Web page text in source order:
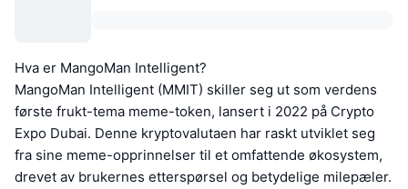
Hva er MangoMan Intelligent?
MangoMan Intelligent (MMIT) skiller seg ut som verdens
første frukt-tema meme-token, lansert i 2022 på Crypto
Expo Dubai. Denne kryptovalutaen har raskt utviklet seg
fra sine meme-opprinnelser til et omfattende økosystem,
drevet av brukernes etterspørsel og betydelige milepæler.